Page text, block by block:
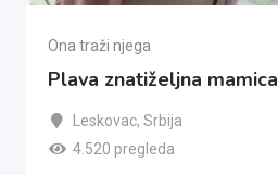
Ona traži njega
Plava znatiželjna mamica
Leskovac, Srbija
4.520 pregleda